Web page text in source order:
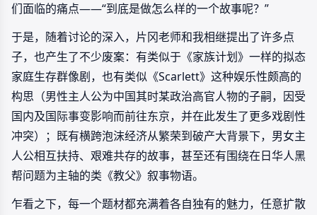
们面临的痛点——“到底是做怎么样的一个故事呢？”
于是，随着讨论的深入，片冈老师和我相继提出了许多点
子，也产生了不少废案：有类似于《家族计划》一样的拟态
家庭生存群像剧，也有类似《Scarlett》这种娱乐性颇高的
构思（男性主人公为中国其时某政治高官人物的子嗣，因受
国内及国际事变影响而前往东京，并在此发生了更多戏剧性
冲突）；既有横跨泡沫经济从繁荣到破产大背景下，男女主
人公相互扶持、艰难共存的故事，甚至还有围绕在日华人黑
帮问题为主轴的类《教父》叙事物语。
乍看之下，每一个题材都充满着各自独有的魅力，任意扩散